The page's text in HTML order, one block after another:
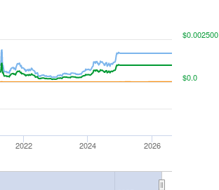
2022 2024 2026
$0.0
$0.002500